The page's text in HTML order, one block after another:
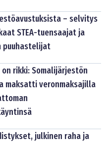
– selvitys
STEA-tuensaajat ja
rikki: Somalijärjestön
maksatti veronmaksajilla
julkinen raha ja